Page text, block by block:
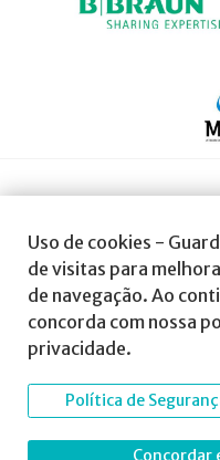
Uso de cookies -
de visitas para
de navegação. Ao
concorda com nossa
privacidade.
Política de
Concordar
© 2023 Todos os direitos